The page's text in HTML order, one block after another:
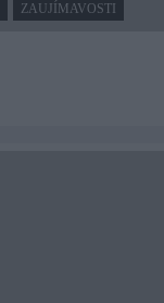
ZAUJÍMAVOSTI